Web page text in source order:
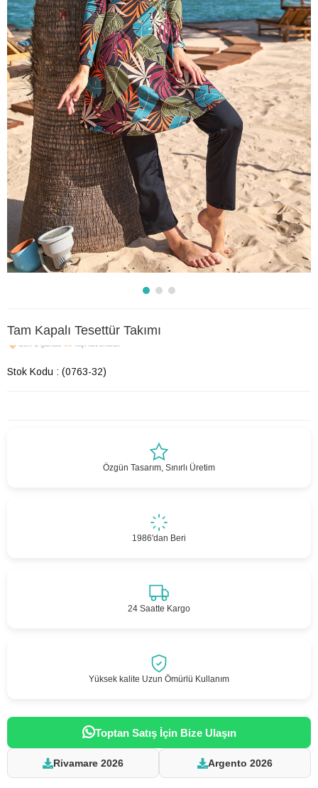
Tam Kapalı Tesettür Takımı
Stok Kodu (0763-32)
Özgün Tasarım, Sınırlı Üretim
1986'dan Beri
24 Saatte Kargo
Yüksek kalite Uzun Ömürlü Kullanım
Toptan Satış İçin Bize Ulaşın
Rivamare 2026 Argento 2026